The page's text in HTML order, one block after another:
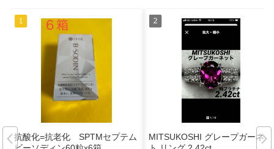
抗酸化=抗老化 SPTMセプテム
MITSUKOSHI グレープガーネッ